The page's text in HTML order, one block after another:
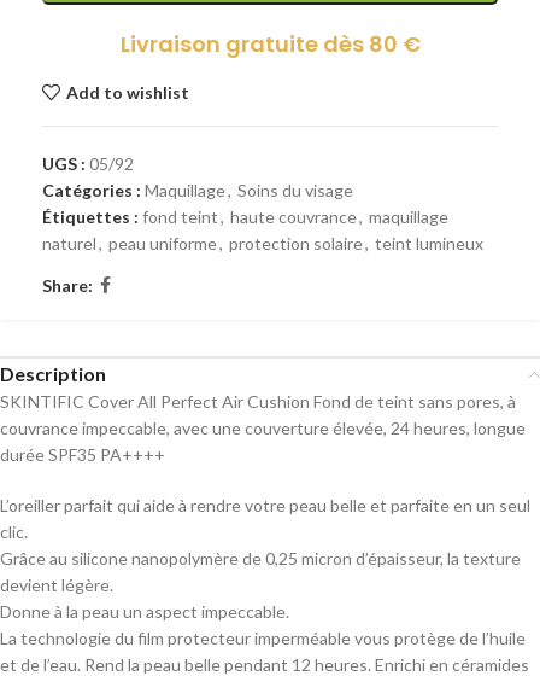
Livraison gratuite dès 80 €
Add to wishlist
UGS : 05/92
Catégories : Maquillage, Soins du visage
Étiquettes : fond teint, haute couvrance, maquillage
naturel, peau uniforme, protection solaire, teint lumineux
Share:
Description
SKINTIFIC Cover All Perfect Air Cushion Fond de teint sans pores, à
couvrance impeccable, avec une couverture élevée, 24 heures, longue
durée SPF35 PA++++
L’oreiller parfait qui aide à rendre votre peau belle et parfaite en un seul
clic.
Grâce au silicone nanopolymère de 0,25 micron d’épaisseur, la texture
devient légère.
Donne à la peau un aspect impeccable.
La technologie du film protecteur imperméable vous protège de l’huile
et de l’eau. Rend la peau belle pendant 12 heures. Enrichi en céramides